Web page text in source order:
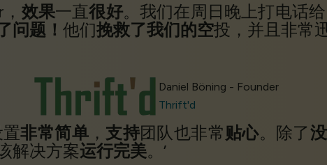
效果一直很好。我们在周日晚上打电话
问题！ 他们挽救了我们的空投，并且非常
Daniel Böning - Founder
Thrift'd
非常简单， 支持团队也非常贴心。除了
解决方案运行完美。’